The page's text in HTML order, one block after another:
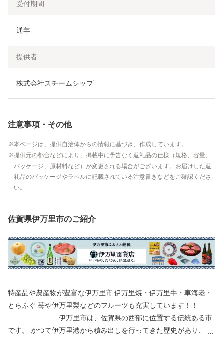
受付期間
通年
提供者
株式会社スチームシップ
注意事項・その他
本ページは、提供自治体からの情報に基づき、作成しています。
提供元の都合などにより、掲載中に予告なく返礼品の仕様（規格、容量、
パッケージ、原材料など）が変更される場合がございます。お届けした返
礼品のパッケージやラベルに記載されている注意書きなどをご確認くださ
い。
佐賀県伊万里市のご紹介
特産品や農産物が豊富な伊万里市 伊万里焼・伊万里牛・車海老・
とらふぐ 苺や伊万里梨などのフルーツも充実しています！！
です。 かつて伊万里港から積み出しを行ってきた歴史があり、伊